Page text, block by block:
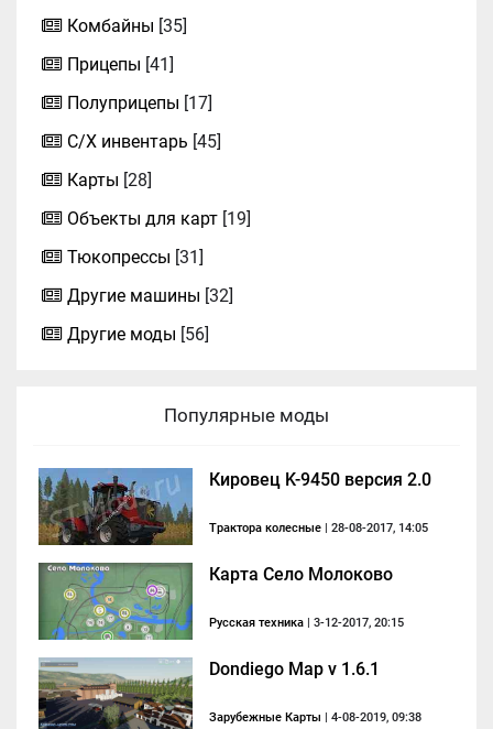
Комбайны [35]
Прицепы [41]
Полуприцепы [17]
С/Х инвентарь [45]
Карты [28]
Объекты для карт [19]
Тюкопрессы [31]
Другие машины [32]
Другие моды [56]
Популярные моды
Кировец K-9450 версия 2.0
Трактора колесные | 28-08-2017, 14:05
Карта Село Молоково
Русская техника | 3-12-2017, 20:15
Dondiego Map v 1.6.1
Зарубежные Карты | 4-08-2019, 09:38